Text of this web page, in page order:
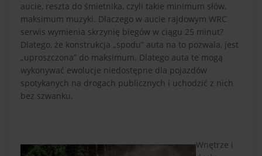
aucie, reszta do śmietnika, czyli takie minimum słów,
maksimum muzyki. Dlaczego w aucie rajdowym WRC
serwis wymienia skrzynię biegów w ciągu 25 minut?
Dlatego, że konstrukcja „spodu” auta na to pozwala, jest
„uproszczona” do maksimum. Dlatego auta te mogą
wykonywać ewolucje niedostępne dla pojazdów
spotykanych na drogach publicznych i uchodzić z nich
bez szwanku.
Wnętrze i